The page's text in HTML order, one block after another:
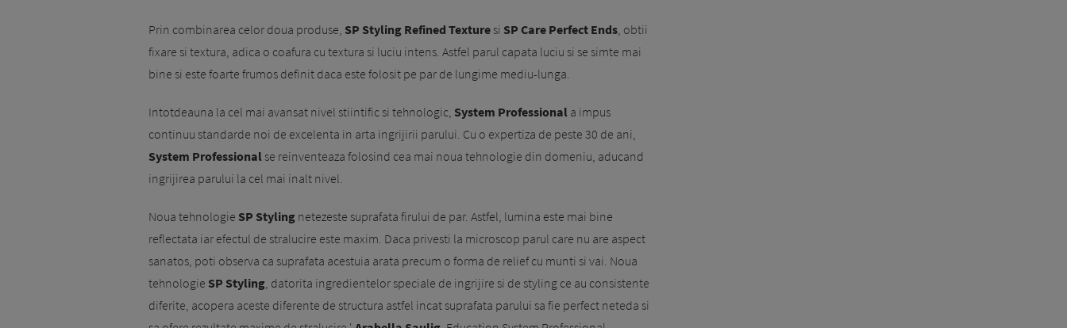
Prin combinarea celor doua produse, SP Styling Refined Texturesi SP Care Perfect Ends, obtii
fixare si textura, adica o coafura cu textura si luciu intens. Astfel parul capata luciu si se simte mai
bine si este foarte frumos definit daca este folosit pe par de lungime mediu-lunga.
Intotdeauna la cel mai avansat nivel stiintific si tehnologic, System Professional a impus
continuu standarde noi de excelenta in arta ingrijirii parului. Cu o expertiza de peste 30 de ani,
System Professionalse reinventeaza folosind cea mai noua tehnologie din domeniu, aducand
ingrijirea parului la cel mai inalt nivel.
Noua tehnologie SP Styling netezeste suprafata firului de par. Astfel, lumina este mai bine
reflectata iar efectul de stralucire este maxim. Daca privesti la microscop parul care nu are aspect
sanatos, poti observa ca suprafata acestuia arata precum o forma de relief cu munti si vai. Noua
tehnologie SP Styling, datorita ingredientelor speciale de ingrijire si de styling ce au consistente
diferite, acopera aceste diferente de structura astfel incat suprafata parului sa fie perfect neteda si